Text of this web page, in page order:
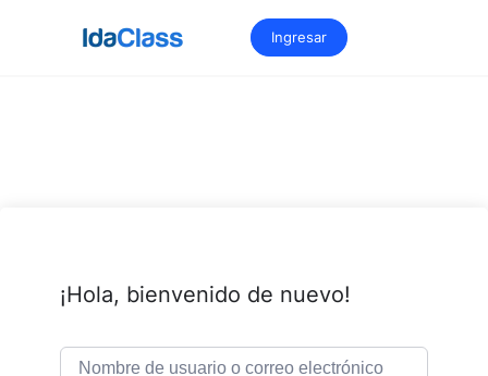
Ingresar
¡Hola, bienvenido de nuevo!